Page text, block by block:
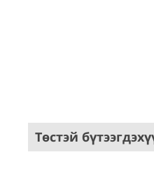
Төстэй